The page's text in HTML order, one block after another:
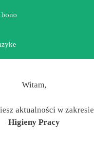
bono
Witam,
aktualności w zakresie
Higieny Pracy